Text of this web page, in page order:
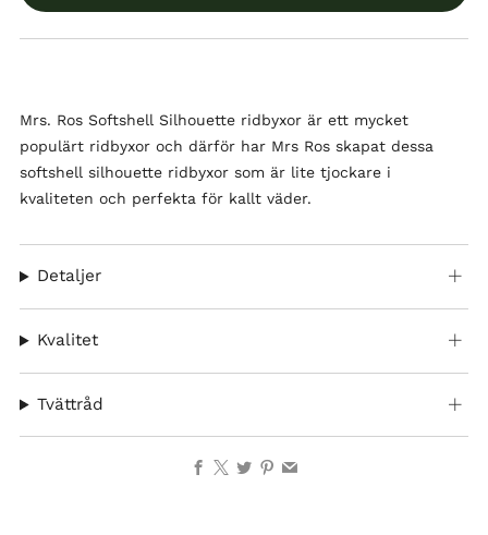
Mrs. Ros Softshell Silhouette ridbyxor är ett mycket
populärt ridbyxor och därför har Mrs Ros skapat dessa
softshell silhouette ridbyxor som är lite tjockare i
kvaliteten och perfekta för kallt väder.
Detaljer
Kvalitet
Tvättråd
FacebookTwitter